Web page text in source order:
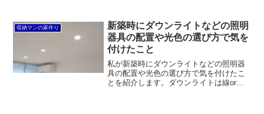
をすることはないだろうと思いますが、
蓄電池は厳しいと感じました。
収納マンの家作り
新築時にダウンライトなどの照明
器具の配置や光色の選び方で気を
付けたこと
私が新築時にダウンライトなどの照明器
具の配置や光色の選び方で気を付けたこ
とを紹介します。ダウンライトは線or面